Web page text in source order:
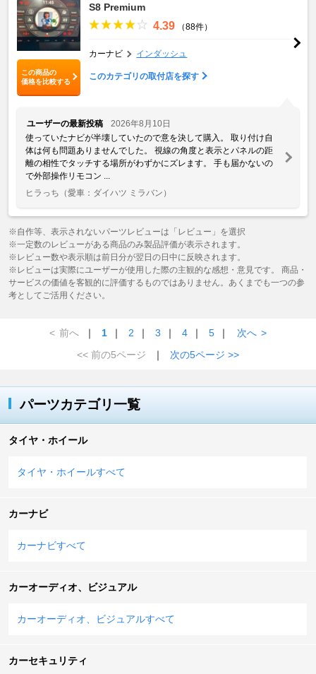
この商品の
価格を比較する
S8 Premium
4.39 （88件）
カーナビ インダッシュ
このカテゴリの取付店を探す
ユーザーの最新投稿
2026年8月10日
使っていたナビが半壊していたので意を決して購入。 取り付け自
体は何も問題ありませんでした。 視線の角度と表示とパネルの距
離の相性でタッチする場所がわずかにズレます。 手も届かないの
で外部操作リモコン ...
ヒラっち （愛車：ダイハツ ミラバン）
※自作等、表示されないパーツレビューは「レビュー」を選択
※一定数のレビューがある商品のみ製品評価が表示されます。
※レビュー数や表示順は前日分が翌日の日中に反映されます。
※レビューは実際にユーザーが使用した際の主観的な感想・意見です。 商品・
サービスの価値を客観的に評価するものではありません。あくまでも一つの参
考としてご活用ください。
< 前へ ｜ 1 ｜ 2 ｜ 3 ｜ 4 ｜ 5 ｜ 次へ >
<< 前の5ページ
｜ 次の5ページ >>
パーツカテゴリ一覧
タイヤ・ホイール
タイヤ・ホイールすべて
カーナビ
カーナビすべて
カーオーディオ、ビジュアル
カーオーディオ、ビジュアルすべて
カーセキュリティ